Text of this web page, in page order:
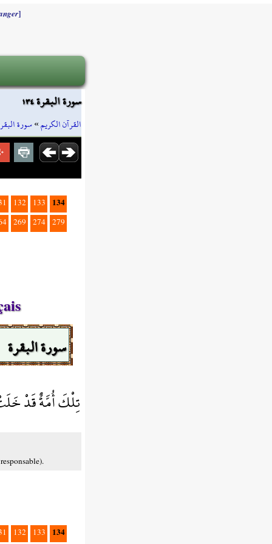
]
سورة البقرة ١٣٤
القرآن الكريم»سورة
132 133 134
269 274
279
سورة البقرة
تِلْكَ أُمَّةٌ قَدْ
132 133 134